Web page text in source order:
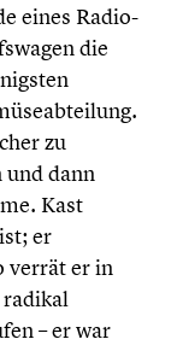
eines Radio­
die
zu
und dann
Kast
er
verrät er in
– er war